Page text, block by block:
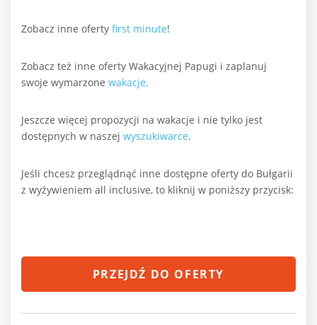
Zobacz inne oferty first minute!
Zobacz też inne oferty Wakacyjnej Papugi i zaplanuj
swoje wymarzone wakacje.
Jeszcze więcej propozycji na wakacje i nie tylko jest
dostępnych w naszej wyszukiwarce.
Jeśli chcesz przeglądnąć inne dostępne oferty do Bułgarii
z wyżywieniem all inclusive, to kliknij w poniższy przycisk:
PRZEJDŹ DO OFERTY